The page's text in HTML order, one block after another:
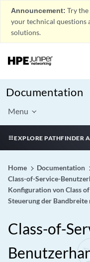
Announcement: Try the
your technical questions
solutions.
Documentation
Menu
EXPLORE PATHFINDER
Home Documentation
Class-of-Service-
Konfiguration von Class
Steuerung der
Class-of-